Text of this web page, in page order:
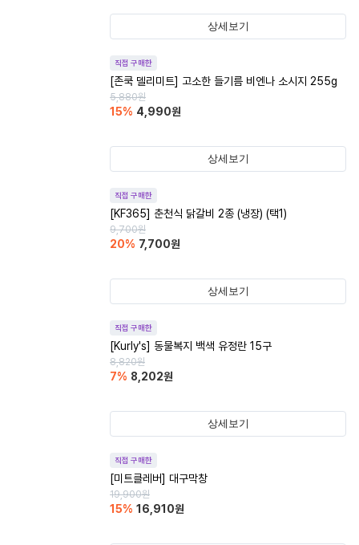
상세보기
직접 구매한
[존쿡 델리미트] 고소한 들기름 비엔나 소시지 255g
5,880원
15% 4,990원
상세보기
직접 구매한
[KF365] 춘천식 닭갈비 2종 (냉장) (택1)
9,700원
20% 7,700원
상세보기
직접 구매한
[Kurly's] 동물복지 백색 유정란 15구
8,820원
7% 8,202원
상세보기
직접 구매한
[미트클레버] 대구막창
19,900원
15% 16,910원